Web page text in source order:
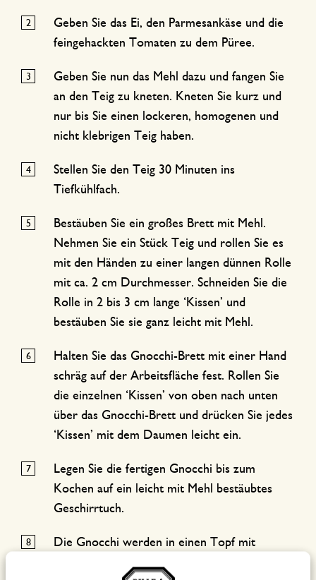
Geben Sie das Ei, den Parmesankäse und die
feingehackten Tomaten zu dem Püree.
Geben Sie nun das Mehl dazu und fangen Sie
an den Teig zu kneten. Kneten Sie kurz und
nur bis Sie einen lockeren, homogenen und
nicht klebrigen Teig haben.
Stellen Sie den Teig 30 Minuten ins
Tiefkühlfach.
Bestäuben Sie ein großes Brett mit Mehl.
Nehmen Sie ein Stück Teig und rollen Sie es
mit den Händen zu einer langen dünnen Rolle
mit ca. 2 cm Durchmesser. Schneiden Sie die
Rolle in 2 bis 3 cm lange ‘Kissen’ und
bestäuben Sie sie ganz leicht mit Mehl.
Halten Sie das Gnocchi-Brett mit einer Hand
schräg auf der Arbeitsfläche fest. Rollen Sie
die einzelnen ‘Kissen’ von oben nach unten
über das Gnocchi-Brett und drücken Sie jedes
‘Kissen’ mit dem Daumen leicht ein.
Legen Sie die fertigen Gnocchi bis zum
Kochen auf ein leicht mit Mehl bestäubtes
Geschirrtuch.
Die Gnocchi werden in einen Topf mit